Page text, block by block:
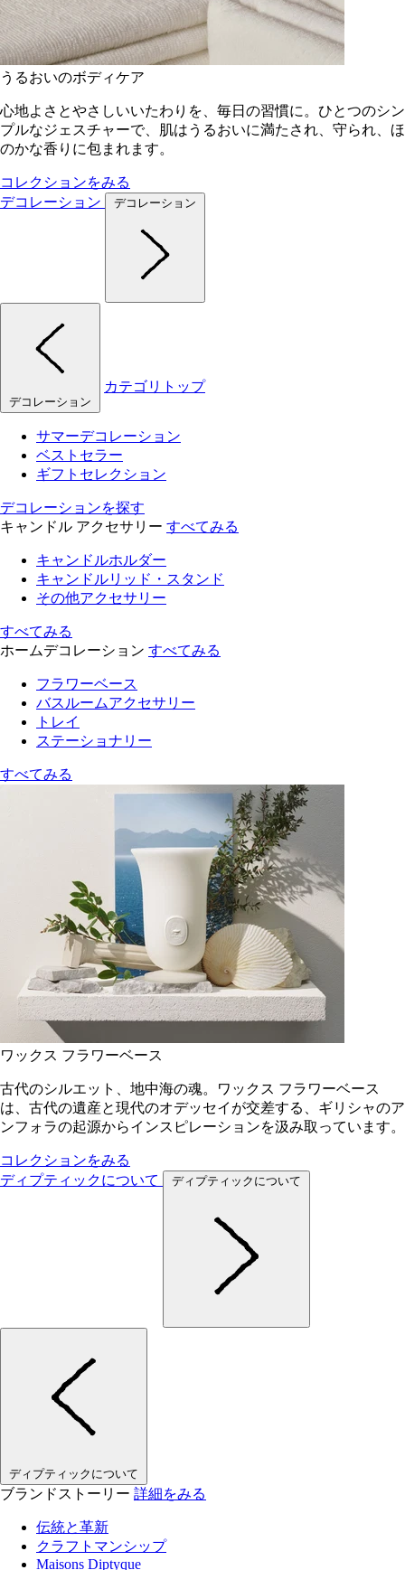
うるおいのボディケア
心地よさとやさしいいたわりを、毎日の習慣に。ひとつのシン
プルなジェスチャーで、肌はうるおいに満たされ、守られ、ほ
のかな香りに包まれます。
コレクションをみる
デコレーション
デコレーション
デコレーション
カテゴリトップ
サマーデコレーション
ベストセラー
ギフトセレクション
デコレーションを探す
キャンドル アクセサリー すべてみる
キャンドルホルダー
キャンドルリッド・スタンド
その他アクセサリー
すべてみる
ホームデコレーション すべてみる
フラワーベース
バスルームアクセサリー
トレイ
ステーショナリー
すべてみる
ワックス フラワーベース
古代のシルエット、地中海の魂。ワックス フラワーベース
は、古代の遺産と現代のオデッセイが交差する、ギリシャのア
ンフォラの起源からインスピレーションを汲み取っています。
コレクションをみる
ディプティックについて
ディプティックについて
ディプティックについて
ブランドストーリー 詳細をみる
伝統と革新
クラフトマンシップ
Maisons Diptyque